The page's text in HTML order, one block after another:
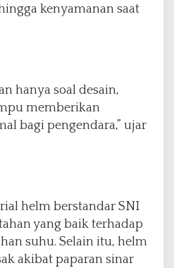
kenyamanan saat
hanya soal desain,
memberikan
bagi pengendara,” ujar
helm berstandar SNI
yang baik terhadap
suhu. Selain itu, helm
akibat paparan sinar